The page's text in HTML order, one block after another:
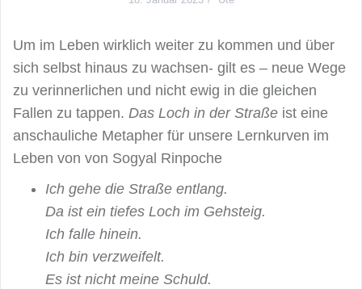
Um im Leben wirklich weiter zu kommen und über
sich selbst hinaus zu wachsen- gilt es – neue Wege
zu verinnerlichen und nicht ewig in die gleichen
Fallen zu tappen. Das Loch in der Straße ist eine
anschauliche Metapher für unsere Lernkurven im
Leben von von Sogyal Rinpoche
Ich gehe die Straße entlang.
Da ist ein tiefes Loch im Gehsteig.
Ich falle hinein.
Ich bin verzweifelt.
Es ist nicht meine Schuld.